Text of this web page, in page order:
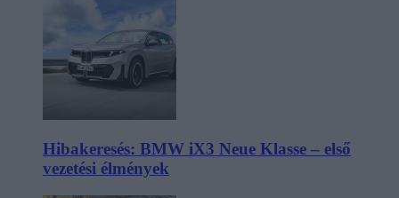
Hibakeresés: BMW iX3 Neue Klasse – első
vezetési élmények